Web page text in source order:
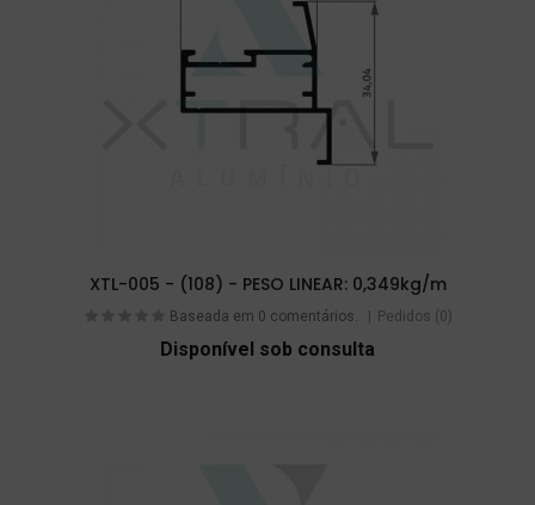
XTL-005 - (108) - PESO LINEAR: 0,349kg/m
Baseada em 0 comentários. Pedidos (0)
Disponível sob consulta